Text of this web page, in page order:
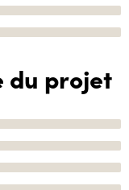
du projet